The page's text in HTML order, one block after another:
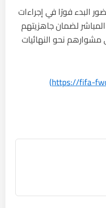
البدء فورًا في إجراءات
المباشر لضمان جاهزيتهم
مشوارهم نحو النهائيات